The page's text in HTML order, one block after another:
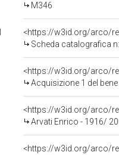
M346
<https://w3id.org/arco/
Scheda catalografica
<https://w3id.org/arco/
Acquisizione 1 del
<https://w3id.org/arco/
Arvati Enrico - 1916/
<https://w3id.org/arco/